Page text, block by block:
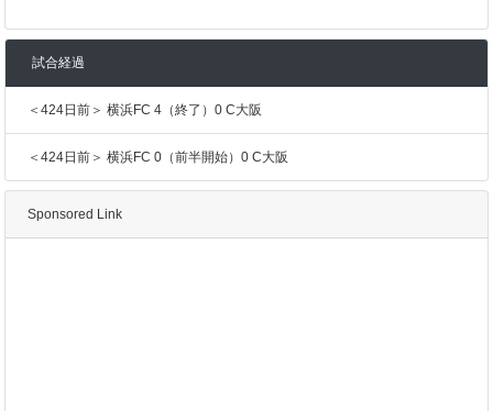
試合経過
＜424日前＞ 横浜FC 4（終了）0 C大阪
＜424日前＞ 横浜FC 0（前半開始）0 C大阪
Sponsored Link